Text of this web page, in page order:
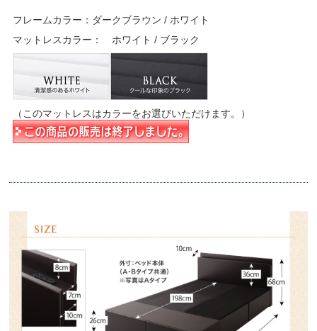
フレームカラー：ダークブラウン / ホワイト
マットレスカラー： ホワイト / ブラック
（このマットレスはカラーをお選びいただけます。）